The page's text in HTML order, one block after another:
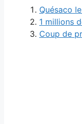
Quésaco
1 millions
Coup de